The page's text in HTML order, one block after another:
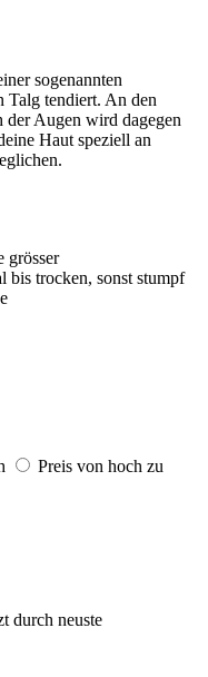
sogenannten
Talg tendiert. An den
der Augen wird dagegen
Haut speziell an
grösser
bis trocken, sonst stumpf
Preis von hoch zu
durch neuste